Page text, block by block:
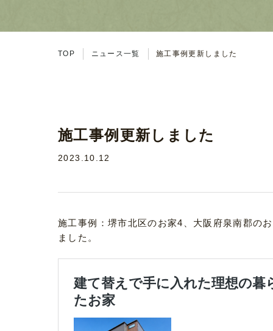
TOP ニュース一覧 施工事例更新しました
施工事例更新しました
2023.10.12
施工事例：堺市北区のお家4、大阪府泉南郡の
ました。